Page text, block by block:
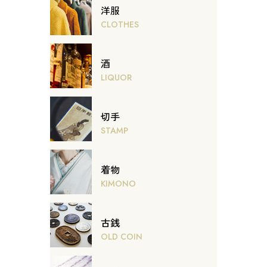
洋服
CLOTHES
酒
LIQUOR
切手
STAMP
着物
KIMONO
古銭
OLD COIN